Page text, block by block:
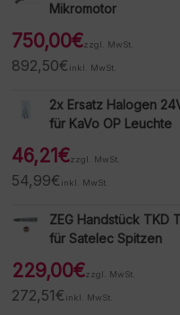
Mikromotor
750,00€zzgl. MwSt.
892,50€ inkl. MwSt.
2x Ersatz Halogen
für KaVo OP Leuchte
46,21€zzgl. MwSt.
54,99€ inkl. MwSt.
ZEG Handstück TKD
für Satelec Spitzen
229,00€zzgl. MwSt.
272,51€ inkl. MwSt.